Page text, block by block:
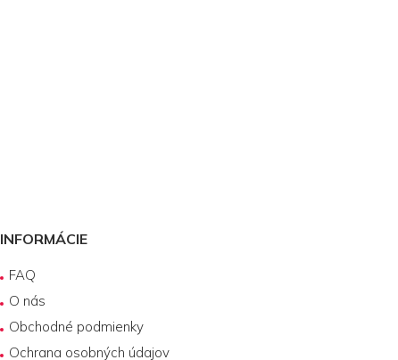
INFORMÁCIE
FAQ
O nás
Obchodné podmienky
Ochrana osobných údajov